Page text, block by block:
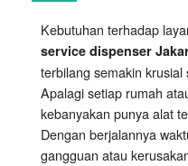
Kebutuhan terhadap
service dispenser
terbilang semakin krusial
Apalagi setiap rumah
kebanyakan punya alat
Dengan berjalannya
gangguan atau